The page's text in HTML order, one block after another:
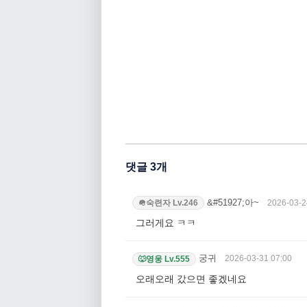
댓글 3개
🪖숙련자 Lv.246 &#51927;아~ 2026-03-
그러게요 ㅋㅋ
🐺영웅 Lv.555 궁귀 2026-03-31 07:00
오래오래 갔으면 좋겠네요